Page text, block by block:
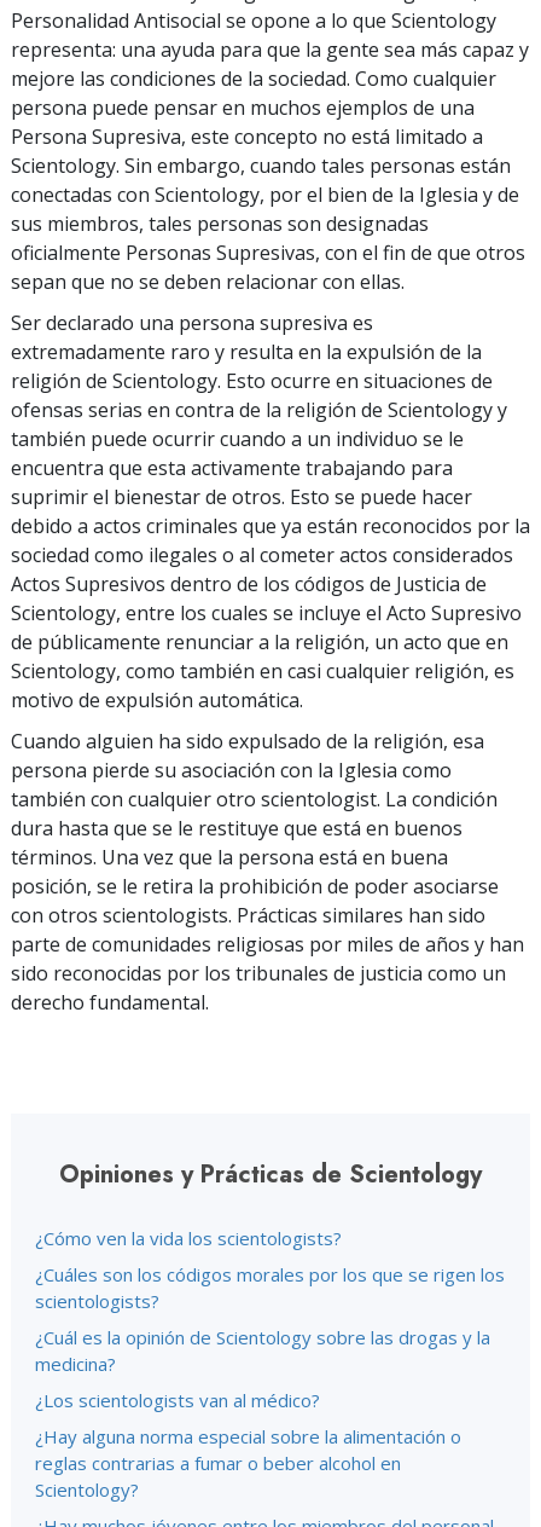
Personalidad Antisocial se opone a lo que Scientology
representa: una ayuda para que la gente sea más capaz y
mejore las condiciones de la sociedad. Como cualquier
persona puede pensar en muchos ejemplos de una
Persona Supresiva, este concepto no está limitado a
Scientology. Sin embargo, cuando tales personas están
conectadas con Scientology, por el bien de la Iglesia y de
sus miembros, tales personas son designadas
oficialmente Personas Supresivas, con el fin de que otros
sepan que no se deben relacionar con ellas.
Ser declarado una persona supresiva es
extremadamente raro y resulta en la expulsión de la
religión de Scientology. Esto ocurre en situaciones de
ofensas serias en contra de la religión de Scientology y
también puede ocurrir cuando a un individuo se le
encuentra que esta activamente trabajando para
suprimir el bienestar de otros. Esto se puede hacer
debido a actos criminales que ya están reconocidos por la
sociedad como ilegales o al cometer actos considerados
Actos Supresivos dentro de los códigos de Justicia de
Scientology, entre los cuales se incluye el Acto Supresivo
de públicamente renunciar a la religión, un acto que en
Scientology, como también en casi cualquier religión, es
motivo de expulsión automática.
Cuando alguien ha sido expulsado de la religión, esa
persona pierde su asociación con la Iglesia como
también con cualquier otro scientologist. La condición
dura hasta que se le restituye que está en buenos
términos. Una vez que la persona está en buena
posición, se le retira la prohibición de poder asociarse
con otros scientologists. Prácticas similares han sido
parte de comunidades religiosas por miles de años y han
sido reconocidas por los tribunales de justicia como un
derecho fundamental.
Opiniones y Prácticas de Scientology
¿Cómo ven la vida los scientologists?
¿Cuáles son los códigos morales por los que se rigen los
scientologists?
¿Cuál es la opinión de Scientology sobre las drogas y la
medicina?
¿Los scientologists van al médico?
¿Hay alguna norma especial sobre la alimentación o
reglas contrarias a fumar o beber alcohol en
Scientology?